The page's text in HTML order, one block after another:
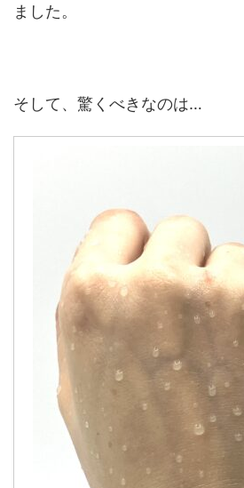
ました。
そして、驚くべきなのは…